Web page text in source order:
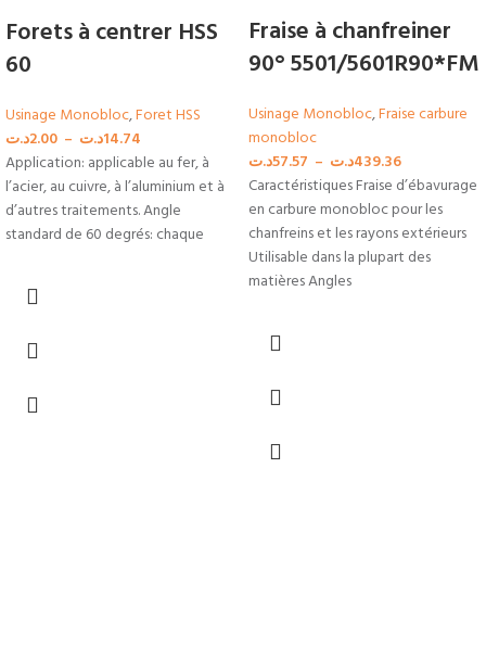
Forets à centrer HSS
60
Usinage Monobloc,Foret HSS
2.00د.ت – 14.74د.ت
Application: applicable au fer, à
l’acier, au cuivre, à l’aluminium et à
d’autres traitements. Angle
standard de 60 degrés: chaque
Fraise à chanfreiner
90° 5501/5601R90*FM
Usinage Monobloc,Fraise carbure
monobloc
57.57د.ت – 439.36د.ت
Caractéristiques Fraise d’ébavurage
en carbure monobloc pour les
chanfreins et les rayons extérieurs
Utilisable dans la plupart des
matières Angles